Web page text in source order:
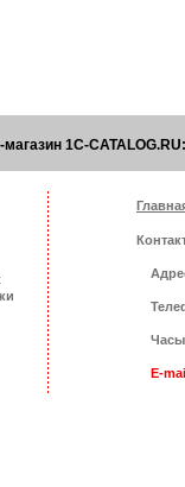
магазин 1C-
E-